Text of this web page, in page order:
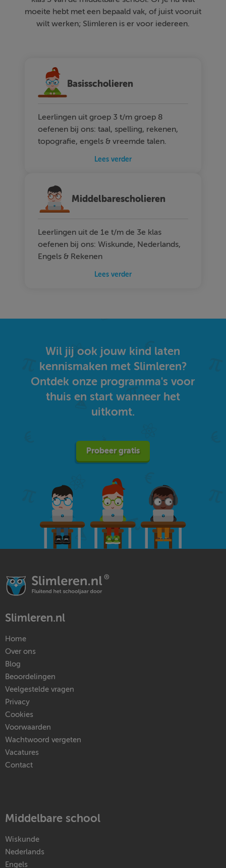
moeite hebt met een bepaald vak, of juist vooruit
wilt werken; Slimleren is er voor iedereen.
Basisscholieren
Leerlingen uit groep 3 t/m groep 8
oefenen bij ons: taal, spelling, rekenen,
topografie, engels & vreemde talen.
Lees verder
Middelbarescholieren
Leerlingen uit de 1e t/m de 3e klas
oefenen bij ons: Wiskunde, Nederlands,
Engels & Rekenen
Lees verder
Wil jij ook jouw kind laten
kennismaken met Slimleren?
Ontdek onze programma's voor
thuis en start wanneer het
uitkomt.
Probeer gratis
Slimleren.nl
Home
Over ons
Blog
Beoordelingen
Veelgestelde vragen
Privacy
Cookies
Voorwaarden
Wachtwoord vergeten
Vacatures
Contact
Middelbare school
Wiskunde
Nederlands
Engels